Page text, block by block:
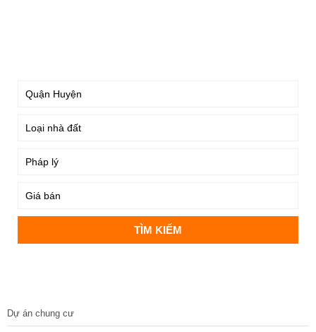
Dự án chung cư